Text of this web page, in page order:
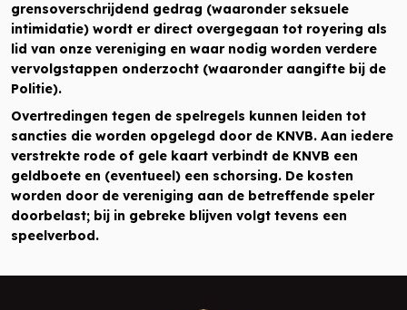
grensoverschrijdend gedrag (waaronder seksuele
intimidatie) wordt er direct overgegaan tot royering als
lid van onze vereniging en waar nodig worden verdere
vervolgstappen onderzocht (waaronder aangifte bij de
Politie).
Overtredingen tegen de spelregels kunnen leiden tot
sancties die worden opgelegd door de KNVB. Aan iedere
verstrekte rode of gele kaart verbindt de KNVB een
geldboete en (eventueel) een schorsing. De kosten
worden door de vereniging aan de betreffende speler
doorbelast; bij in gebreke blijven volgt tevens een
speelverbod.